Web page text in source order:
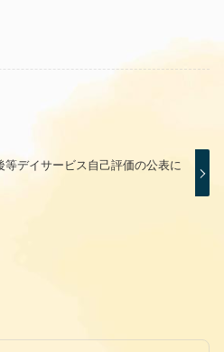
デイサービス自己評価の公表に